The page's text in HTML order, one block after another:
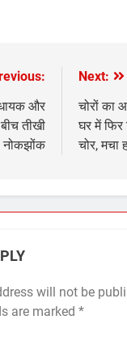
और
तीखी
नोकझोंक
Next:
चोरों का
घर में फिर
चोर, मचा
will not be
are marked *